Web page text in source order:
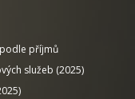
příjmů
služeb (2025)